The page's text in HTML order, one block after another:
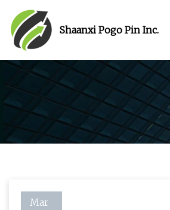
Shaanxi Pogo Pin Inc.
Mar